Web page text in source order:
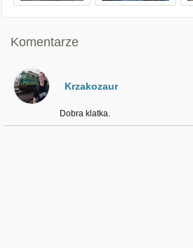
Komentarze
Krzakozaur
Dobra klatka.